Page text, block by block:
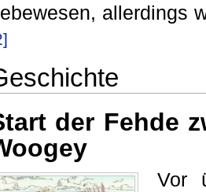
allerdings
der Fehde
Vor